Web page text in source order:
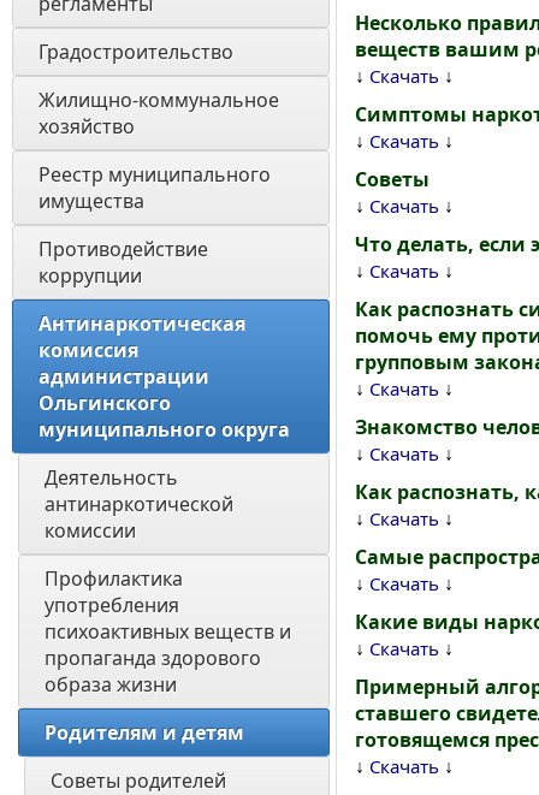
Градостроительство
Жилищно-коммунальное
хозяйство
Реестр муниципального
имущества
Противодействие
коррупции
Антинаркотическая
комиссия
администрации
Ольгинского
муниципального округа
Деятельность
антинаркотической
комиссии
Профилактика
употребления
психоактивных веществ и
пропаганда здорового
образа жизни
Родителям и детям
Советы родителей
Несколько
веществ вашим
↓ Скачать ↓
Симптомы
↓ Скачать ↓
Советы
↓ Скачать ↓
Что делать, если
↓ Скачать ↓
Как распознать
помочь ему
групповым
↓ Скачать ↓
Знакомство
↓ Скачать ↓
Как распознать,
↓ Скачать ↓
Самые
↓ Скачать ↓
Какие виды
↓ Скачать ↓
Примерный
ставшего
готовящемся
↓ Скачать ↓